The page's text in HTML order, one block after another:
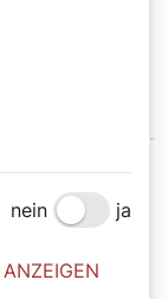
sehr
nicht alle
Frustration -
Aber
wenn
so
aus,
nein ja